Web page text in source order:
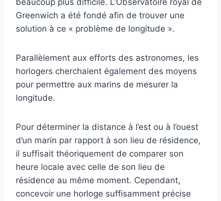
Greenwich a été fondé afin de trouver une
solution à ce « problème de longitude ».
Parallèlement aux efforts des astronomes, les
horlogers cherchaient également des moyens
pour permettre aux marins de mesurer la
longitude.
Pour déterminer la distance à l’est ou à l’ouest
d’un marin par rapport à son lieu de résidence,
il suffisait théoriquement de comparer son
heure locale avec celle de son lieu de
résidence au même moment. Cependant,
concevoir une horloge suffisamment précise